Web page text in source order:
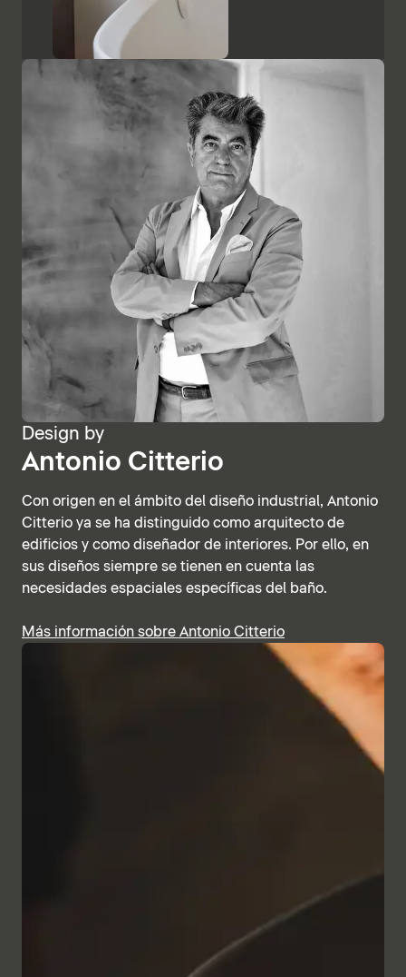
Design by
Antonio Citterio
Con origen en el ámbito del diseño industrial, Antonio
Citterio ya se ha distinguido como arquitecto de
edificios y como diseñador de interiores. Por ello, en
sus diseños siempre se tienen en cuenta las
necesidades espaciales específicas del baño.
Más información sobre Antonio Citterio